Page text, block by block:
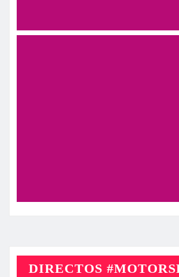
DIRECTOS